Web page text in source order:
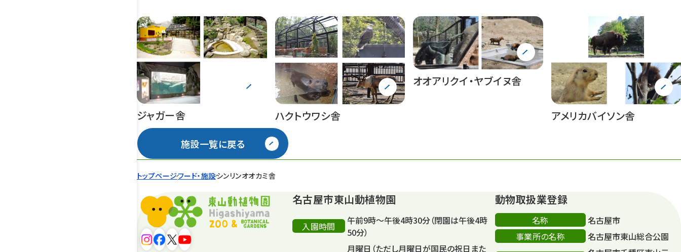
トップページフード・施設シンリンオオカミ舎
ジャガー舎 ハクトウワシ舎
オオアリクイ・ヤブイヌ舎
アメリカバイソン舎
施設一覧に戻る
名古屋市東山動植物園
入園時間
午前9時～午後4時30分（閉園は午後4時
50分）
月曜日（ただし月曜日が国民の祝日また
動物取扱業登録
名称
名古屋市
事業所の名称
名古屋市東山総合公園